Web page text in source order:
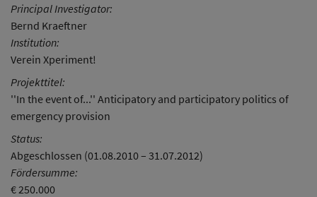
Principal Investigator:
Bernd Kraeftner
Institution:
Verein Xperiment!
Projekttitel:
''In the event of...'' Anticipatory and participatory politics of
emergency provision
Status:
Abgeschlossen (01.08.2010 – 31.07.2012)
Fördersumme:
€ 250.000